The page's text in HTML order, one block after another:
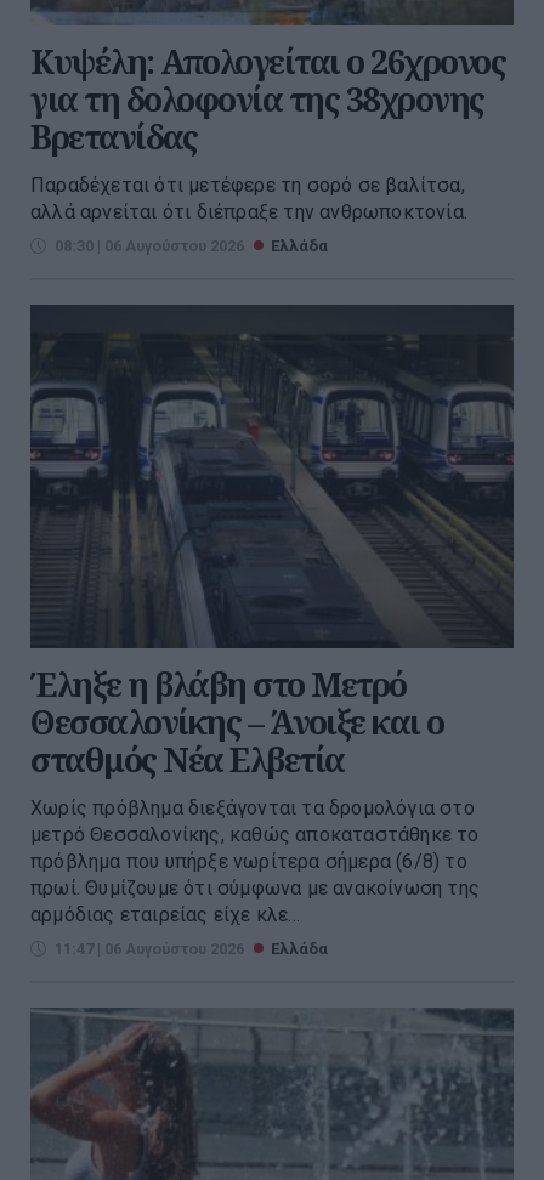
Κυψέλη: Απολογείται ο 26χρονος
για τη δολοφονία της 38χρονης
Βρετανίδας
Παραδέχεται ότι μετέφερε τη σορό σε βαλίτσα,
αλλά αρνείται ότι διέπραξε την ανθρωποκτονία.
08:30 | 06 Αυγούστου 2026 Ελλάδα
Έληξε η βλάβη στο Μετρό
Θεσσαλονίκης – Άνοιξε και ο
σταθμός Νέα Ελβετία
Χωρίς πρόβλημα διεξάγονται τα δρομολόγια στο
μετρό Θεσσαλονίκης, καθώς αποκαταστάθηκε το
πρόβλημα που υπήρξε νωρίτερα σήμερα (6/8) το
πρωί. Θυμίζουμε ότι σύμφωνα με ανακοίνωση της
αρμόδιας εταιρείας είχε κλε...
11:47 | 06 Αυγούστου 2026 Ελλάδα